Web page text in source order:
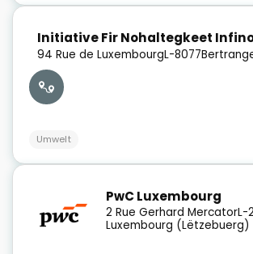
Initiative Fir Nohaltegkeet
94 Rue de LuxembourgL-8077
Umwelt
PwC Luxembourg
2 Rue Gerhard MercatorL-
Luxembourg (Lëtzebuerg)